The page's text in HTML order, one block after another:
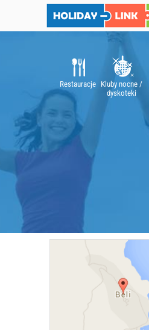
Restauracje
Kluby nocne /
dyskoteki